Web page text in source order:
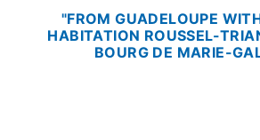
"FROM GUADELOUPE
HABITATION ROUSSEL-
BOURG DE MARIE-